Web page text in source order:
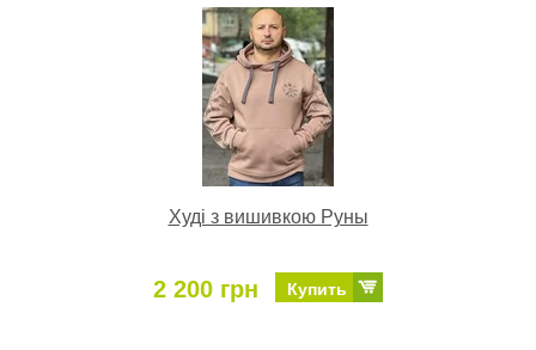
Худі з вишивкою Руны
2 200 грн Купить